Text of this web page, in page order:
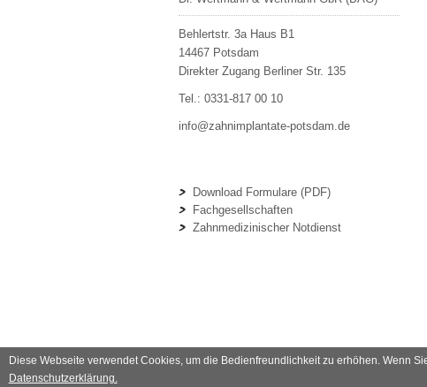
Behlertstr. 3a Haus B1
14467 Potsdam
Direkter Zugang Berliner Str. 135
Tel.: 0331-817 00 10
info@zahnimplantate-potsdam.de
Download Formulare (PDF)
Fachgesellschaften
Zahnmedizinischer Notdienst
Diese Webseite verwendet Cookies, um die Bedienfreundlichkeit zu erhöhen. Wenn
Datenschutzerklärung.